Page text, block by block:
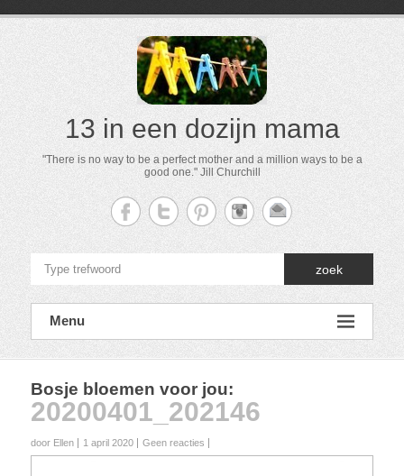
13 in een dozijn mama
"There is no way to be a perfect mother and a million ways to be a
good one." Jill Churchill
zoek
Menu
Bosje bloemen voor jou:
20200401_202146
door Ellen 1 april 2020 Geen reacties